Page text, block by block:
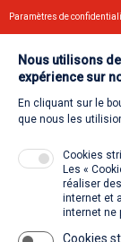
Contact
Retour à
Venir à la SACD
Paramètres de
Nous utilisons
expérience sur
En cliquant sur le
que nous les
Cookies
Les «
réaliser
internet et
internet ne
Cookies